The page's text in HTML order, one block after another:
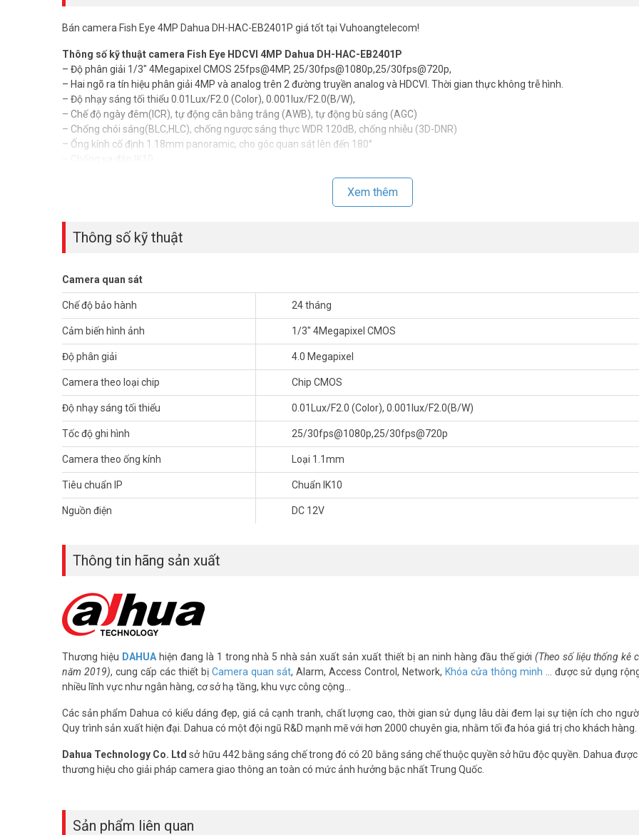
Bán camera Fish Eye 4MP Dahua DH-HAC-EB2401P giá tốt tại Vuhoangtelecom!
Thông số kỹ thuật camera Fish Eye HDCVI 4MP Dahua DH-HAC-EB2401P
– Độ phân giải 1/3″ 4Megapixel CMOS 25fps@4MP, 25/30fps@1080p,25/30fps@720p,
– Hai ngõ ra tín hiệu phân giải 4MP và analog trên 2 đường truyền analog và HDCVI. Thời gian thực không trễ hình.
– Độ nhạy sáng tối thiểu 0.01Lux/F2.0 (Color), 0.001lux/F2.0(B/W),
– Chế độ ngày đêm(ICR), tự động cân bằng trắng (AWB), tự động bù sáng (AGC)
– Chống chói sáng(BLC,HLC), chống ngược sáng thực WDR 120dB, chống nhiễu (3D-DNR)
– Ống kính cố định 1.18mm panoramic, cho góc quan sát lên đến 180°
– Khoảng cách truyền tải trên cáp đồng trục lên đến 300m với cáp 75-3 ôm
– Trọng lượng 0.41kg
– Điện áp DC12V, công suất 2.2W
– Bảo hành: 24 tháng
Để cập nhật thông tin giá camera giám sát DAHUA mới nhất, quý khách hàng vui lòng liên hệ HOTLINE 1900 9259 – (028) 35 166
(028) 3962 5555 – (024) 6256 1111 – (024) 3273 6666 để được hỗ trợ tốt nhất.
Tham khảo các kênh thông tin khác:
– Facebook:
https://www.facebook.com/vuhoangtelecom/
– Youtube:
https://www.youtube.com/c/VuhoangTVChannel
https://vuhoangtelecom.vn/
Xem thêm
Thông số kỹ thuật
Camera quan sát
Chế độ bảo hành 24 tháng
Cảm biến hình ảnh 1/3″ 4Megapixel CMOS
Độ phân giải 4.0 Megapixel
Camera theo loại chip Chip CMOS
Độ nhạy sáng tối thiểu 0.01Lux/F2.0 (Color), 0.001lux/F2.0(B/W)
Tốc độ ghi hình 25/30fps@1080p,25/30fps@720p
Camera theo ống kính Loại 1.1mm
Tiêu chuẩn IP Chuẩn IK10
Nguồn điện DC 12V
Thông tin hãng sản xuất
Thương hiệu DAHUAhiện đang là 1 trong nhà 5 nhà sản xuất sản xuất thiết bị an ninh hàng đầu thế giới(Theo số liệu thống kê
năm 2019), cung cấp các thiết bị Camera quan sát, Alarm, Access Control, Network, Khóa cửa thông minh … được sử dụng
nhiều lĩnh vực như ngân hàng, cơ sở hạ tầng, khu vực công cộng…
Các sản phẩm Dahua có kiểu dáng đẹp, giá cả cạnh tranh, chất lượng cao, thời gian sử dụng lâu dài đem lại sự tiện ích cho
Quy trình sản xuất hiện đại. Dahua có một đội ngũ R&D mạnh mẽ với hơn 2000 chuyên gia, nhằm tối đa hóa giá trị cho khách hàng.
Dahua Technology Co. Ltd sở hữu 442 bằng sáng chế trong đó có 20 bằng sáng chế thuộc quyền sở hữu độc quyền. Dahua được
thương hiệu cho giải pháp camera giao thông an toàn có mức ảnh hưởng bậc nhất Trung Quốc.
Sản phẩm liên quan